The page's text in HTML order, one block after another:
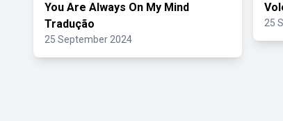
You Are Always On My Mind
Tradução
25 September 2024
25